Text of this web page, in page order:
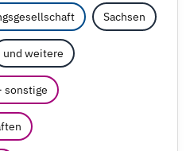
Sachsen
und weitere
sonstige